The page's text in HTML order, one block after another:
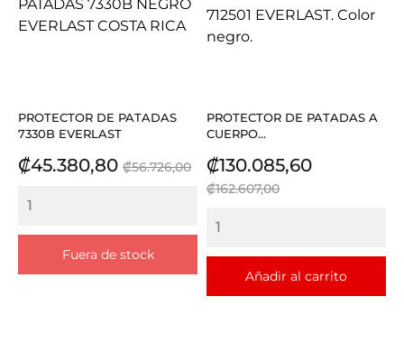
PROTECTOR DE PATADAS
7330B EVERLAST
Precio
₡45.380,80 Precio
₡56.726,00
Fuera de stock
PROTECTOR DE PATADAS A
CUERPO...
Precio
₡130.085,60Precio
₡162.607,00
Añadir al carrito